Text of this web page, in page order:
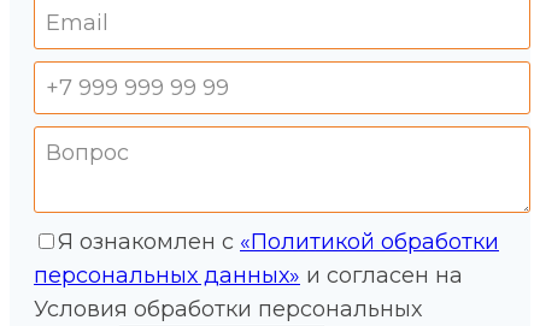
Я ознакомлен с «Политикой обработки
персональных данных» и согласен на
Условия обработки персональных